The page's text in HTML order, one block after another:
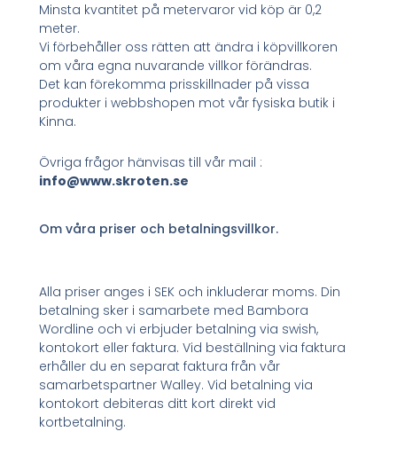
Minsta kvantitet på metervaror vid köp är 0,2
meter.
Vi förbehåller oss rätten att ändra i köpvillkoren
om våra egna nuvarande villkor förändras.
Det kan förekomma prisskillnader på vissa
produkter i webbshopen mot vår fysiska butik i
Kinna.
Övriga frågor hänvisas till vår mail :
info@www.skroten.se
Om våra priser och betalningsvillkor.
Alla priser anges i SEK och inkluderar moms. Din
betalning sker i samarbete med Bambora
Wordline och vi erbjuder betalning via swish,
kontokort eller faktura. Vid beställning via faktura
erhåller du en separat faktura från vår
samarbetspartner Walley. Vid betalning via
kontokort debiteras ditt kort direkt vid
kortbetalning.